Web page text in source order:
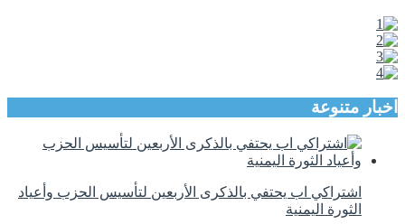
اخبار متنوعة
اشتراكي اب يحتفي بالذكرى الأربعين لتأسيس الحزب وأعياد
الثورة اليمنية